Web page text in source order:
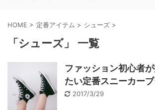
HOME > 定番アイテム > シューズ >
「シューズ」 一覧
ファッション初心者
たい定番スニーカー
2017/3/29